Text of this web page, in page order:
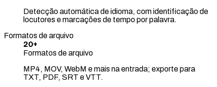
Detecção automática de idioma, com identificação de
locutores e marcações de tempo por palavra.
Formatos de arquivo
20+
Formatos de arquivo
MP4, MOV, WebM e mais na entrada; exporte para
TXT, PDF, SRT e VTT.